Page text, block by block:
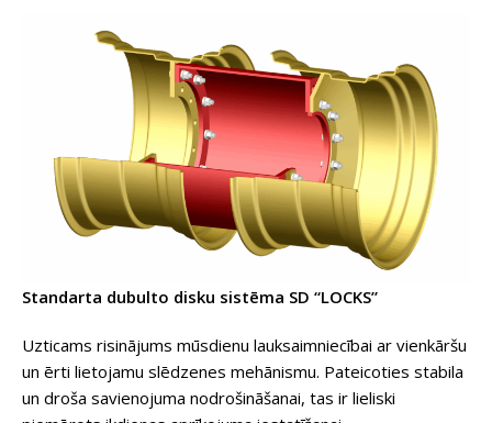
Standarta dubulto disku sistēma SD “LOCKS”
Uzticams risinājums mūsdienu lauksaimniecībai ar vienkāršu
un ērti lietojamu slēdzenes mehānismu. Pateicoties stabila
un droša savienojuma nodrošināšanai, tas ir lieliski